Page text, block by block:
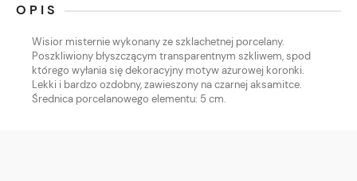
OPIS
Wisior misternie wykonany ze szklachetnej porcelany.
Poszkliwiony błyszczącym transparentnym szkliwem, spod
którego wyłania się dekoracyjny motyw ażurowej koronki.
Lekki i bardzo ozdobny, zawieszony na czarnej aksamitce.
Średnica porcelanowego elementu: 5 cm.